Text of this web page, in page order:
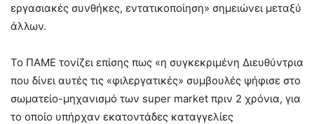
εργασιακές συνθήκες, εντατικοποίηση» σημειώνει μεταξύ
άλλων.
Το ΠΑΜΕ τονίζει επίσης πως «η συγκεκριμένη Διευθύντρια
που δίνει αυτές τις «φιλεργατικές» συμβουλές ψήφισε στο
σωματείο-μηχανισμό των super market πριν 2 χρόνια, για
το οποίο υπήρχαν εκατοντάδες καταγγελίες